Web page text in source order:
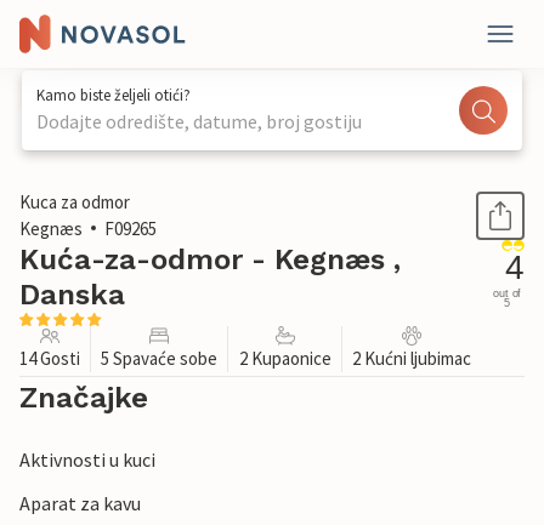
Kamo biste željeli otići?
Dodajte odredište, datume, broj gostiju
1 / 31
Kuca za odmor
Kegnæs
F09265
Kuća-za-odmor - Kegnæs ,
Danska
4
out of
5
14 Gosti 5 Spavaće sobe 2 Kupaonice 2 Kućni ljubimac
Značajke
Aktivnosti u kuci
Aparat za kavu